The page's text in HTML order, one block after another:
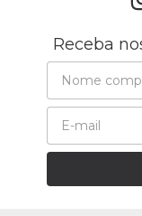
Receba